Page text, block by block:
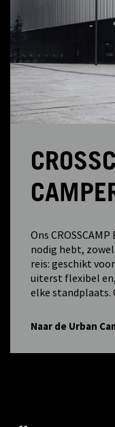
Ons
nodig hebt,
reis: geschikt
uiterst flexibel
elke standplaats.
Naar de Urban